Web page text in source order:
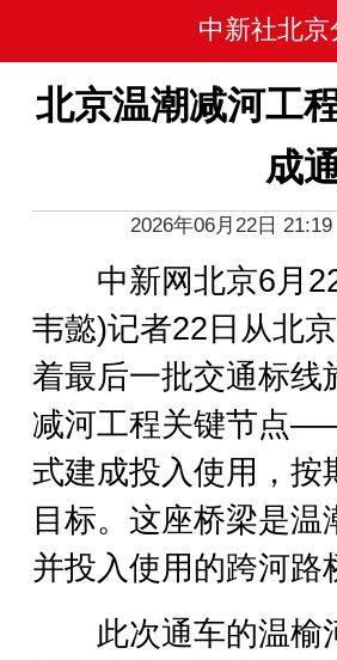
中新社北京
北京温潮减河工
成
2026年06月22日
中新网北京6月22
韦懿)记者22日从北
着最后一批交通标线
减河工程关键节点
式建成投入使用，按
目标。这座桥梁是
并投入使用的跨河路
此次通车的温榆